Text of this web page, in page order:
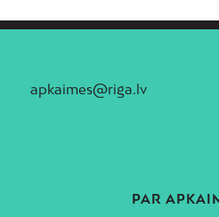
apkaimes@riga.lv
PAR